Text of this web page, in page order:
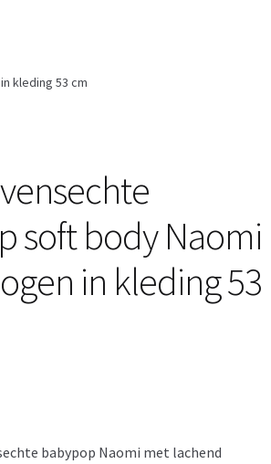
kleding 53 cm
soft body Naomi
in kleding 53
babypop Naomi met lachend